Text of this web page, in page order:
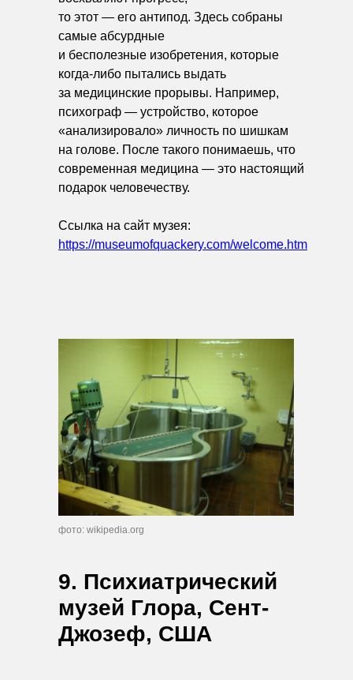
то этот — его антипод. Здесь собраны
самые абсурдные
и бесполезные изобретения, которые
когда-либо пытались выдать
за медицинские прорывы. Например,
психограф — устройство, которое
«анализировало» личность по шишкам
на голове. После такого понимаешь, что
современная медицина — это настоящий
подарок человечеству.
Ссылка на сайт музея:
https://museumofquackery.com/welcome.htm
9. Психиатрический
музей Глора, Сент-
Джозеф, США
фото: wikipedia.org